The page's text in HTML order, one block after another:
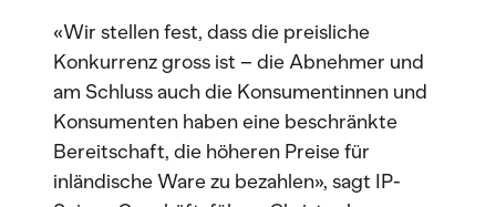
«Wir stellen fest, dass die preisliche
Konkurrenz gross ist – die Abnehmer und
am Schluss auch die Konsumentinnen und
Konsumenten haben eine beschränkte
Bereitschaft, die höheren Preise für
inländische Ware zu bezahlen», sagt IP-